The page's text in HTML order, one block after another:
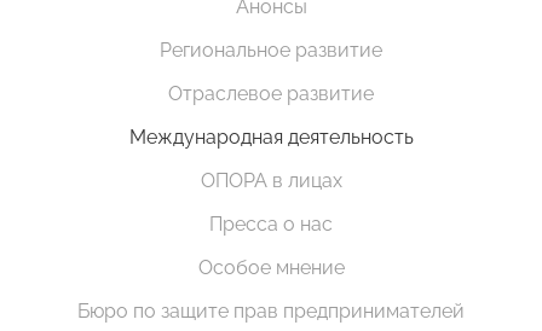
Анонсы
Региональное развитие
Отраслевое развитие
Международная деятельность
ОПОРА в лицах
Пресса о нас
Особое мнение
Бюро по защите прав предпринимателей